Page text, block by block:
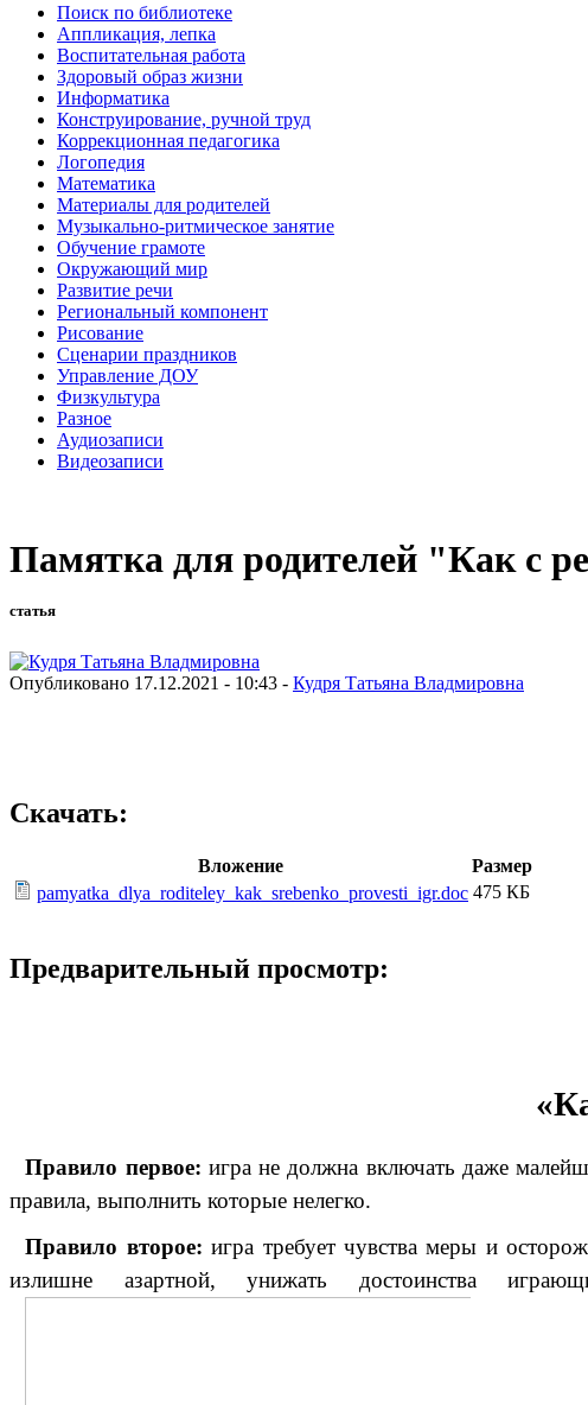
Поиск по библиотеке
Аппликация, лепка
Воспитательная работа
Здоровый образ жизни
Информатика
Конструирование, ручной труд
Коррекционная педагогика
Логопедия
Математика
Материалы для родителей
Музыкально-ритмическое занятие
Обучение грамоте
Окружающий мир
Развитие речи
Региональный компонент
Рисование
Сценарии праздников
Управление ДОУ
Физкультура
Разное
Аудиозаписи
Видеозаписи
Памятка для родителей "Как с
статья
Опубликовано 17.12.2021 - 10:43 - Кудря Татьяна Владмировна
Скачать:
Вложение
Размер
pamyatka_dlya_roditeley_kak_srebenko_provesti_igr.doc 475 КБ
Предварительный просмотр:
Правило первое: игра не должна включать даже
правила, выполнить которые нелегко.
Правило второе: игра требует чувства меры и
излишне азартной, унижать достоинства